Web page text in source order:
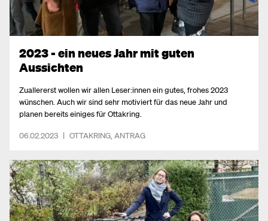
2023 - ein neues Jahr mit guten
Aussichten
Zuallererst wollen wir allen Leser:innen ein gutes, frohes 2023
wünschen. Auch wir sind sehr motiviert für das neue Jahr und
planen bereits einiges für Ottakring.
06.02.2023 | OTTAKRING ANTRAG